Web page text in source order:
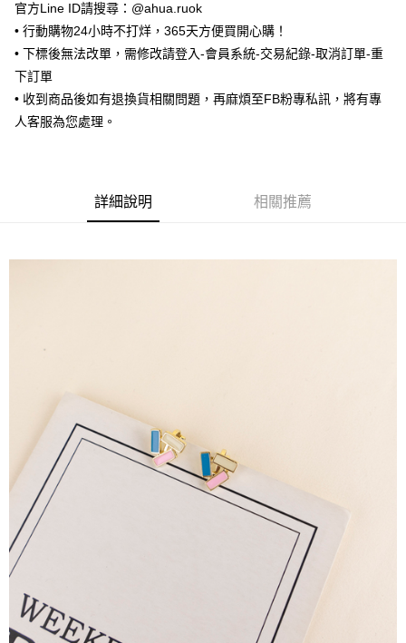
運送方式
全家取貨付款
每筆NT$65，滿NT$688(含以上)免運費
付款後全家取貨
每筆NT$65，滿NT$688(含以上)免運費
付款後7-11取貨
官方Line ID請搜尋：@ahua.ruok
• 行動購物24小時不打烊，365天方便買開心購！
• 下標後無法改單，需修改請登入-會員系統-交易紀錄-取消訂單-重
下訂單
• 收到商品後如有退換貨相關問題，再麻煩至FB粉專私訊，將有專
人客服為您處理。
詳細說明 相關推薦